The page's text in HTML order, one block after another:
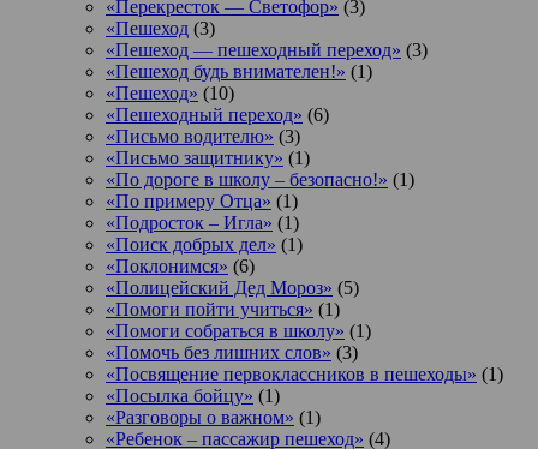
«Перекресток — Светофор» (3)
«Пешеход (3)
«Пешеход — пешеходный переход» (3)
«Пешеход будь внимателен!» (1)
«Пешеход» (10)
«Пешеходный переход» (6)
«Письмо водителю» (3)
«Письмо защитнику» (1)
«По дороге в школу – безопасно!» (1)
«По примеру Отца» (1)
«Подросток ‒ Игла» (1)
«Поиск добрых дел» (1)
«Поклонимся» (6)
«Полицейский Дед Мороз» (5)
«Помоги пойти учиться» (1)
«Помоги собраться в школу» (1)
«Помочь без лишних слов» (3)
«Посвящение первоклассников в пешеходы» (1)
«Посылка бойцу» (1)
«Разговоры о важном» (1)
«Ребенок – пассажир пешеход» (4)